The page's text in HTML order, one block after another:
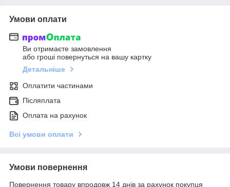
Умови оплати
Ви отримаєте замовлення
або гроші повернуться на вашу картку
Детальніше
Оплатити частинами
Післяплата
Оплата на рахунок
Всі умови оплати
Умови повернення
Повернення товару впродовж 14 днів за рахунок покупця